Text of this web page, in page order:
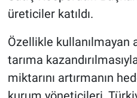
üreticiler katıldı.
Özellikle kullanılmayan
tarıma
miktarını artırmanın